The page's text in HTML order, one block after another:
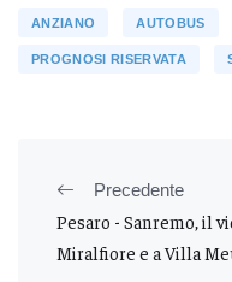
ANZIANO AUTOBUS
PROGNOSI RISERVATA
Precedente
Pesaro - Sanremo, il
Miralfiore e a Villa